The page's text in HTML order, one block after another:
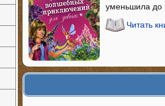
уменьшила до
Читать